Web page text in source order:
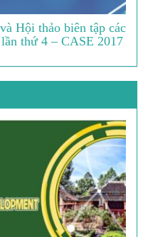
Hội thảo biên tập các
thứ 4 – CASE 2017